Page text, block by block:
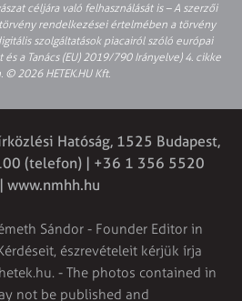
céljára való felhasználását is – A szerzői
rendelkezései értelmében a törvény
szolgáltatások piacairól szóló európai
a Tanács (EU) 2019/790 Irányelve) 4. cikke
© 2026 HETEK.HU Kft.
Hatóság, 1525 Budapest,
(telefon) | +36 1 356 5520
| www.nmhh.hu
Sándor - Founder Editor in
észrevételeit kérjük írja
. - The photos contained in
not be published and